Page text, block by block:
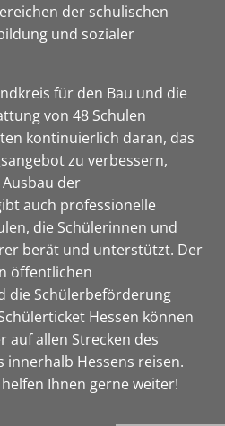
der schulischen
und sozialer
für den Bau und die
von 48 Schulen
kontinuierlich daran, das
zu verbessern,
der
auch professionelle
die Schülerinnen und
berät und unterstützt. Der
öffentlichen
die Schülerbeförderung
Hessen können
auf allen Strecken des
Hessens reisen.
Ihnen gerne weiter!